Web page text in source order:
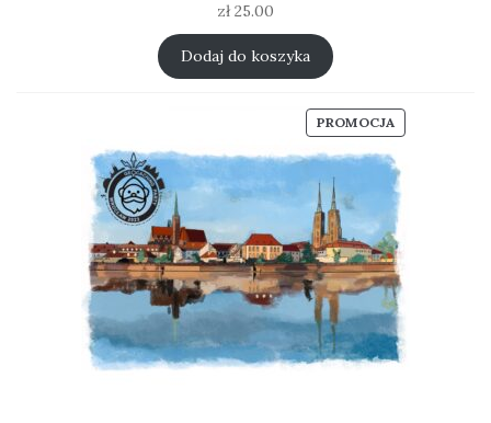
zł25.00
Dodaj do koszyka
PROMOCJAPRODUKT
W
PROMOCJI